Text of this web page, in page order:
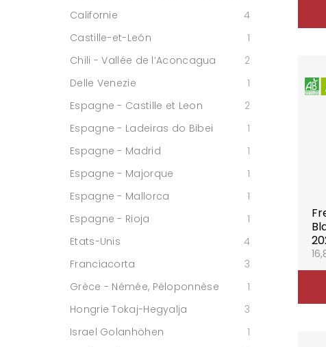
Californie
4
Castille-et-León
1
Chili - Vallée de l’Aconcagua
2
Delle Venezie
1
Espagne - Castille et Leon
2
Espagne - Ladeiras do Bibei
1
Espagne - Madrid
1
Espagne - Majorque
1
Espagne - Mallorca
1
Espagne - Rioja
1
Etats-Unis
4
Franciacorta
3
Grèce - Némée, Péloponnèse
1
Hongrie Tokaj-Hegyalja
3
Israel Golanhöhen
1